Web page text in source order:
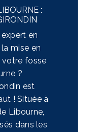
:
en
mise en
votre fosse
?
est
! Située à
Libourne,
dans les